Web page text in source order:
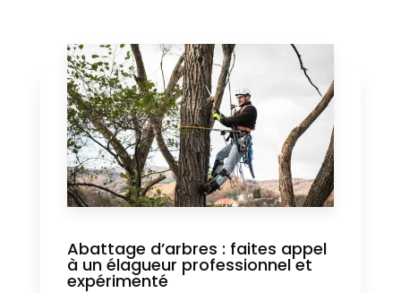
Abattage d’arbres : faites appel
à un élagueur professionnel et
expérimenté